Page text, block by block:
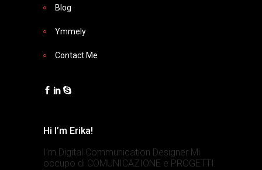
Blog
Ymmely
Contact Me
Hi I’m Erika!
I’m Digital Communication Designer Mi
occupo di COMUNICAZIONE e PROGETTI